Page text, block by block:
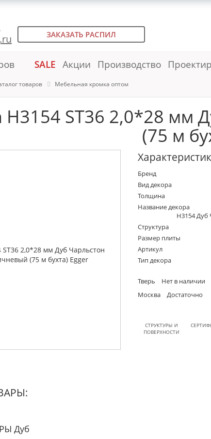
ЗАКАЗАТЬ РАСПИЛ
SALE Акции Производство
товаров Мебельная кромка оптом
H3154 ST36 2,0*28 мм
(75 м
Бренд
Вид декора
Толщина
Название декора
H3154
Структура
Размер плиты
Артикул
Тип декора
Тверь
Нет в наличии
Москва
Достаточно
СТРУКТУРЫ И
ПОВЕРХНОСТИ
Дуб